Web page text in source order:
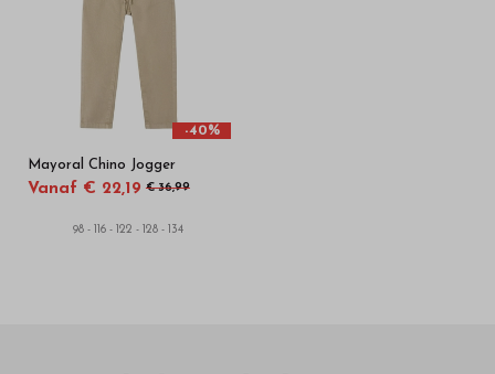
-40%
Mayoral Chino Jogger
Vanaf € 22,19 € 36,99
98 - 116 - 122 - 128 - 134